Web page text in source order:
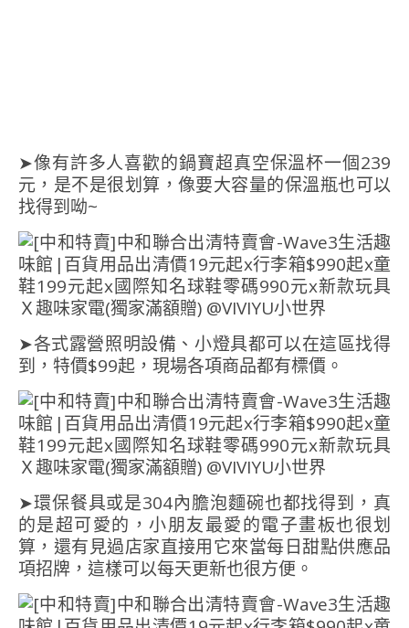
➤像有許多人喜歡的鍋寶超真空保溫杯一個239
元，是不是很划算，像要大容量的保溫瓶也可以
找得到呦~
➤各式露營照明設備、小燈具都可以在這區找得
到，特價$99起，現場各項商品都有標價。
➤環保餐具或是304內膽泡麵碗也都找得到，真
的是超可愛的，小朋友最愛的電子畫板也很划
算，還有見過店家直接用它來當每日甜點供應品
項招牌，這樣可以每天更新也很方便。